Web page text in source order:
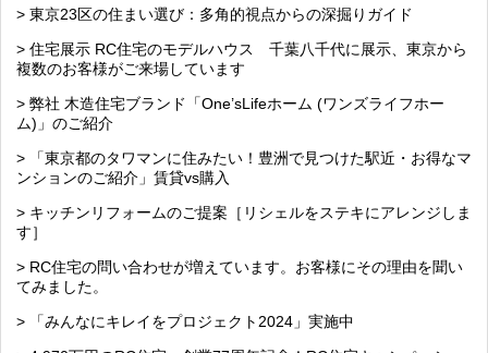
> 東京23区の住まい選び：多角的視点からの深掘りガイド
> 住宅展示 RC住宅のモデルハウス 千葉八千代に展示、東京から
複数のお客様がご来場しています
> 弊社 木造住宅ブランド「One’sLifeホーム (ワンズライフホー
ム)」のご紹介
> 「東京都のタワマンに住みたい！豊洲で見つけた駅近・お得なマ
ンションのご紹介」賃貸vs購入
> キッチンリフォームのご提案［リシェルをステキにアレンジしま
す］
> RC住宅の問い合わせが増えています。お客様にその理由を聞い
てみました。
> 「みんなにキレイをプロジェクト2024」実施中